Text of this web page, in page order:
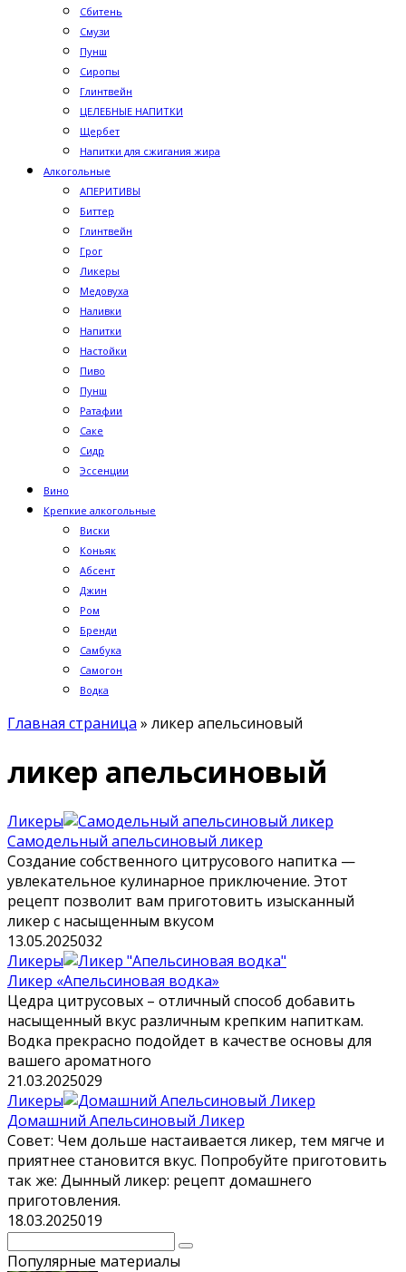
Сбитень
Смузи
Пунш
Сиропы
Глинтвейн
ЦЕЛЕБНЫЕ НАПИТКИ
Щербет
Напитки для сжигания жира
Алкогольные
АПЕРИТИВЫ
Биттер
Глинтвейн
Грог
Ликеры
Медовуха
Наливки
Напитки
Настойки
Пиво
Пунш
Ратафии
Саке
Сидр
Эссенции
Вино
Крепкие алкогольные
Виски
Коньяк
Абсент
Джин
Ром
Бренди
Самбука
Самогон
Водка
Главная страница » ликер апельсиновый
ликер апельсиновый
Ликеры
Самодельный апельсиновый ликер
Создание собственного цитрусового напитка —
увлекательное кулинарное приключение. Этот
рецепт позволит вам приготовить изысканный
ликер с насыщенным вкусом
13.05.2025032
Ликеры
Ликер «Апельсиновая водка»
Цедра цитрусовых – отличный способ добавить
насыщенный вкус различным крепким напиткам.
Водка прекрасно подойдет в качестве основы для
вашего ароматного
21.03.2025029
Ликеры
Домашний Апельсиновый Ликер
Совет: Чем дольше настаивается ликер, тем мягче и
приятнее становится вкус. Попробуйте приготовить
так же: Дынный ликер: рецепт домашнего
приготовления.
18.03.2025019
Поиск:
Популярные материалы